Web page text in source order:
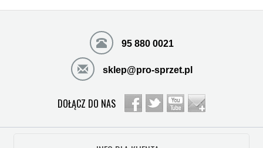
95 880 0021
sklep@pro-sprzet.pl
DOŁĄCZ DO NAS